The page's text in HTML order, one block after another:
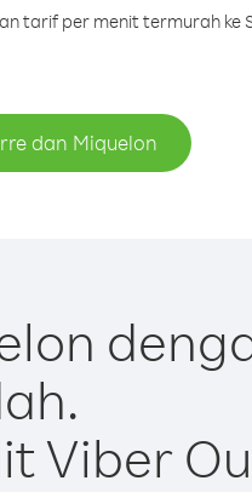
tarif per menit termurah ke
dan Miquelon
Viber